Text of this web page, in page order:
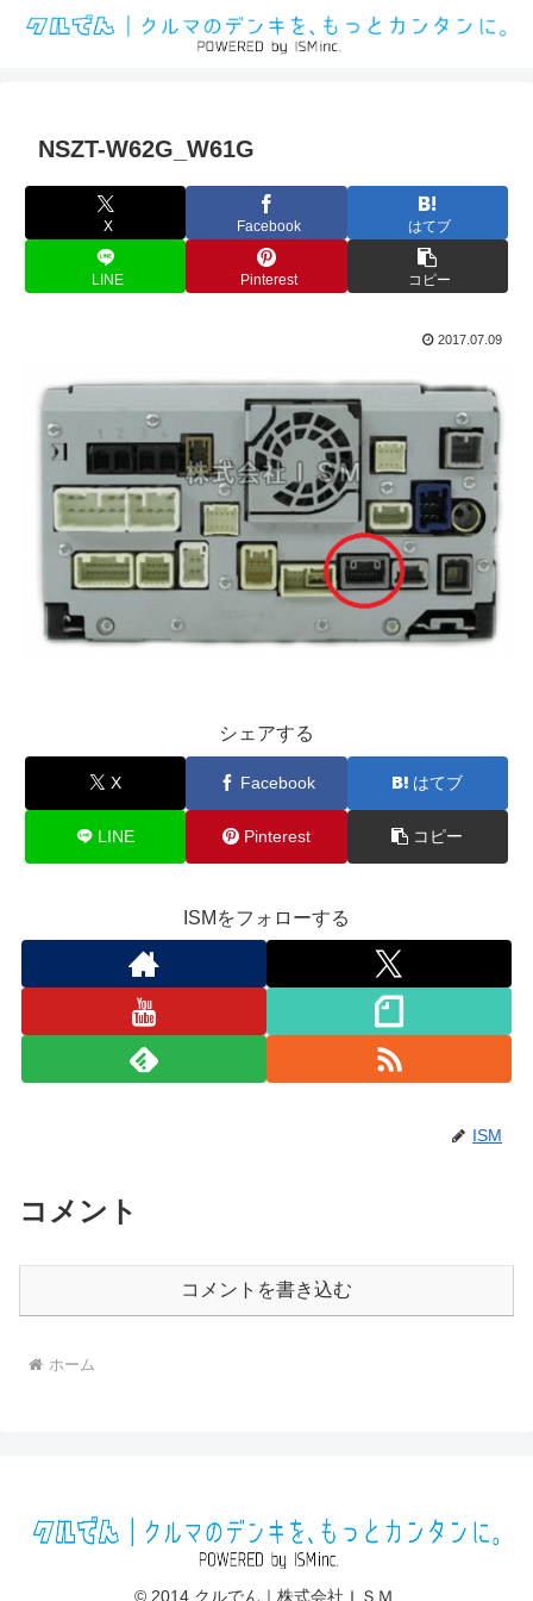
NSZT-W62G_W61G
X Facebook はてブ
LINE Pinterest コピー
2017.07.09
シェアする
X Facebook はてブ
LINE Pinterest コピー
ISMをフォローする
ISM
コメント
コメントを書き込む
ホーム
© 2014 クルでん｜株式会社ＩＳＭ.